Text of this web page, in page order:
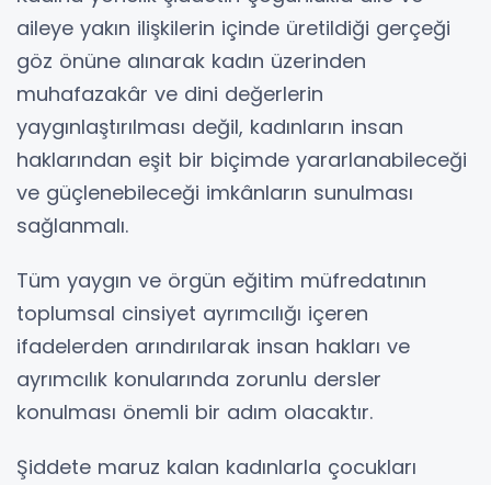
aileye yakın ilişkilerin içinde üretildiği gerçeği
göz önüne alınarak kadın üzerinden
muhafazakâr ve dini değerlerin
yaygınlaştırılması değil, kadınların insan
haklarından eşit bir biçimde yararlanabileceği
ve güçlenebileceği imkânların sunulması
sağlanmalı.
Tüm yaygın ve örgün eğitim müfredatının
toplumsal cinsiyet ayrımcılığı içeren
ifadelerden arındırılarak insan hakları ve
ayrımcılık konularında zorunlu dersler
konulması önemli bir adım olacaktır.
Şiddete maruz kalan kadınlarla çocukları